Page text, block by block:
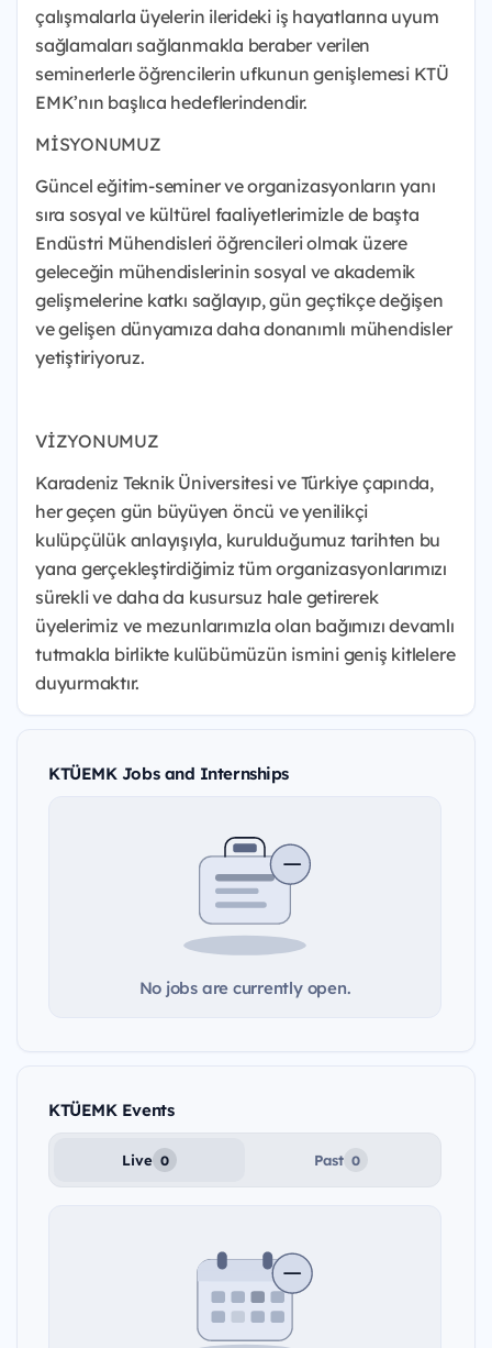
çalışmalarla üyelerin ilerideki iş hayatlarına uyum
sağlamaları sağlanmakla beraber verilen
seminerlerle öğrencilerin ufkunun genişlemesi KTÜ
EMK’nın başlıca hedeflerindendir.
MİSYONUMUZ
Güncel eğitim-seminer ve organizasyonların yanı
sıra sosyal ve kültürel faaliyetlerimizle de başta
Endüstri Mühendisleri öğrencileri olmak üzere
geleceğin mühendislerinin sosyal ve akademik
gelişmelerine katkı sağlayıp, gün geçtikçe değişen
ve gelişen dünyamıza daha donanımlı mühendisler
yetiştiriyoruz.
VİZYONUMUZ
Karadeniz Teknik Üniversitesi ve Türkiye çapında,
her geçen gün büyüyen öncü ve yenilikçi
kulüpçülük anlayışıyla, kurulduğumuz tarihten bu
yana gerçekleştirdiğimiz tüm organizasyonlarımızı
sürekli ve daha da kusursuz hale getirerek
üyelerimiz ve mezunlarımızla olan bağımızı devamlı
tutmakla birlikte kulübümüzün ismini geniş kitlelere
duyurmaktır.
KTÜEMK Jobs and Internships
No jobs are currently open.
KTÜEMK Events
Live 0 Past 0